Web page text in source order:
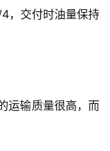
，交付时油量保持
运输质量很高，而